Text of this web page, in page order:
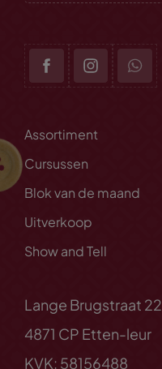
Assortiment
Cursussen
Blok van de maand
Uitverkoop
Show and Tell
Lange Brugstraat 22
4871 CP Etten-leur
KVK: 58156488